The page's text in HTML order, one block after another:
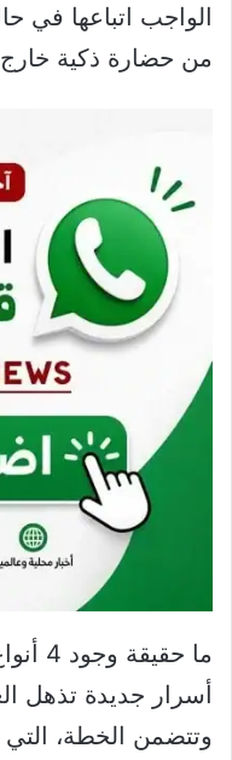
الواجب اتباعها في
من حضارة ذكية خارج
ما
أسرار جديدة تذهل
وتتضمن الخطة، التي